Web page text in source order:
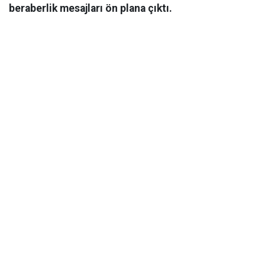
beraberlik mesajları ön plana çıktı.